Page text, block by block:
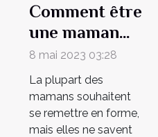
Comment être
une maman
sportive et en
bonne forme ?
8 mai 2023 03:28
La plupart des
mamans souhaitent
se remettre en forme,
mais elles ne savent